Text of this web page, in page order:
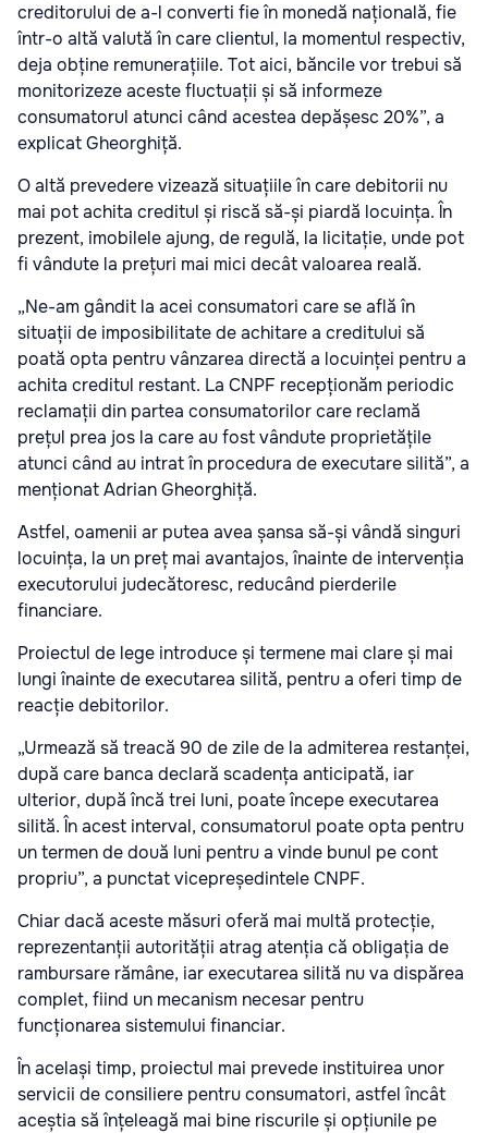
creditorului de a-l converti fie în monedă națională, fie
într-o altă valută în care clientul, la momentul respectiv,
deja obține remunerațiile. Tot aici, băncile vor trebui să
monitorizeze aceste fluctuații și să informeze
consumatorul atunci când acestea depășesc 20%”, a
explicat Gheorghiță.
O altă prevedere vizează situațiile în care debitorii nu
mai pot achita creditul și riscă să-și piardă locuința. În
prezent, imobilele ajung, de regulă, la licitație, unde pot
fi vândute la prețuri mai mici decât valoarea reală.
„Ne-am gândit la acei consumatori care se află în
situații de imposibilitate de achitare a creditului să
poată opta pentru vânzarea directă a locuinței pentru a
achita creditul restant. La CNPF recepționăm periodic
reclamații din partea consumatorilor care reclamă
prețul prea jos la care au fost vândute proprietățile
atunci când au intrat în procedura de executare silită”, a
menționat Adrian Gheorghiță.
Astfel, oamenii ar putea avea șansa să-și vândă singuri
locuința, la un preț mai avantajos, înainte de intervenția
executorului judecătoresc, reducând pierderile
financiare.
Proiectul de lege introduce și termene mai clare și mai
lungi înainte de executarea silită, pentru a oferi timp de
reacție debitorilor.
„Urmează să treacă 90 de zile de la admiterea restanței,
după care banca declară scadența anticipată, iar
ulterior, după încă trei luni, poate începe executarea
silită. În acest interval, consumatorul poate opta pentru
un termen de două luni pentru a vinde bunul pe cont
propriu”, a punctat vicepreședintele CNPF.
Chiar dacă aceste măsuri oferă mai multă protecție,
reprezentanții autorității atrag atenția că obligația de
rambursare rămâne, iar executarea silită nu va dispărea
complet, fiind un mecanism necesar pentru
funcționarea sistemului financiar.
În același timp, proiectul mai prevede instituirea unor
servicii de consiliere pentru consumatori, astfel încât
aceștia să înțeleagă mai bine riscurile și opțiunile pe